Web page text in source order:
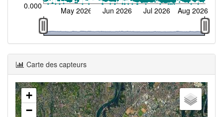
0.000 May 2026 Jun 2026 Jul 2026 Aug 2026
Carte des capteurs
+
−